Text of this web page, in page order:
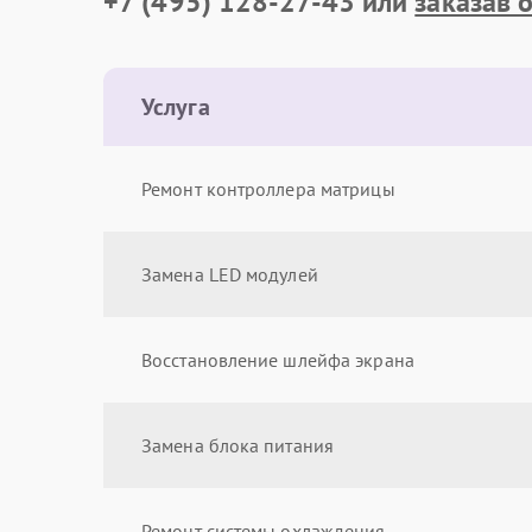
Услуга
Ремонт контроллера матрицы
Замена LED модулей
Восстановление шлейфа экрана
Замена блока питания